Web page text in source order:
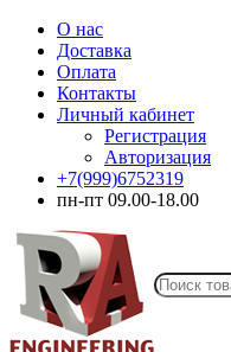
О нас
Доставка
Оплата
Контакты
Личный кабинет
Регистрация
Авторизация
+7(999)6752319
пн-пт 09.00-18.00